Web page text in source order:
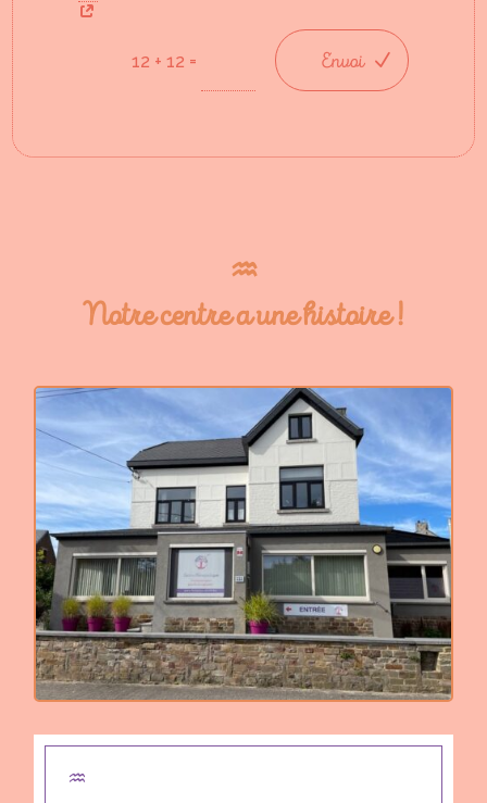
12 + 12 = Envoi
♒︎
Notre centre a une histoire !
♒︎